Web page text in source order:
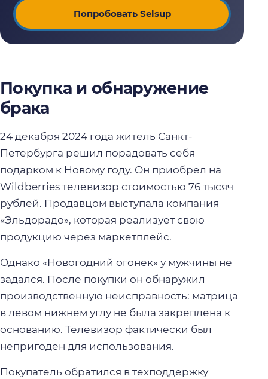
Попробовать Selsup
Покупка и обнаружение
брака
24 декабря 2024 года житель Санкт-
Петербурга решил порадовать себя
подарком к Новому году. Он приобрел на
Wildberries телевизор стоимостью 76 тысяч
рублей. Продавцом выступала компания
«Эльдорадо», которая реализует свою
продукцию через маркетплейс.
Однако «Новогодний огонек» у мужчины не
задался. После покупки он обнаружил
производственную неисправность: матрица
в левом нижнем углу не была закреплена к
основанию. Телевизор фактически был
непригоден для использования.
Покупатель обратился в техподдержку